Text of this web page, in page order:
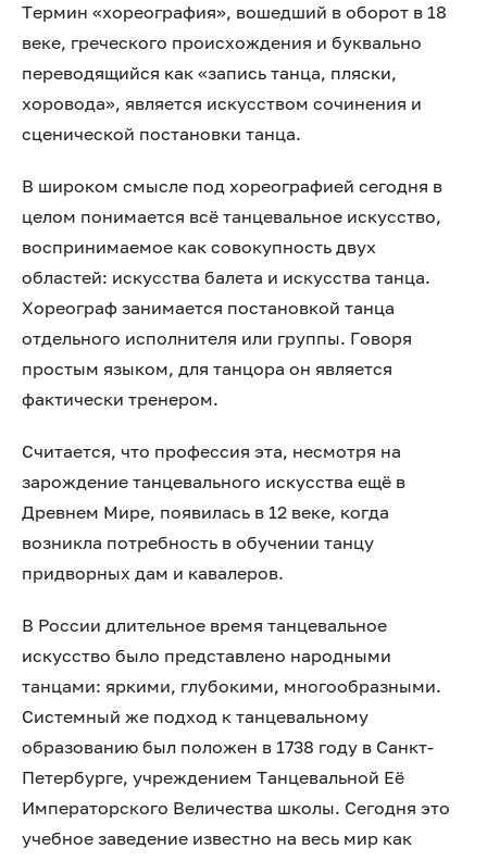
Термин «хореография», вошедший в оборот в 18
веке, греческого происхождения и буквально
переводящийся как «запись танца, пляски,
хоровода», является искусством сочинения и
сценической постановки танца.
В широком смысле под хореографией сегодня в
целом понимается всё танцевальное искусство,
воспринимаемое как совокупность двух
областей: искусства балета и искусства танца.
Хореограф занимается постановкой танца
отдельного исполнителя или группы. Говоря
простым языком, для танцора он является
фактически тренером.
Считается, что профессия эта, несмотря на
зарождение танцевального искусства ещё в
Древнем Мире, появилась в 12 веке, когда
возникла потребность в обучении танцу
придворных дам и кавалеров.
В России длительное время танцевальное
искусство было представлено народными
танцами: яркими, глубокими, многообразными.
Системный же подход к танцевальному
образованию был положен в 1738 году в Санкт-
Петербурге, учреждением Танцевальной Её
Императорского Величества школы. Сегодня это
учебное заведение известно на весь мир как